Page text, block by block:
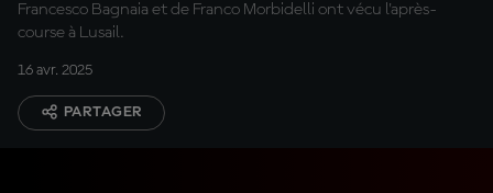
Francesco Bagnaia et de Franco Morbidelli ont vécu l'après-
course à Lusail.
16 avr. 2025
PARTAGER